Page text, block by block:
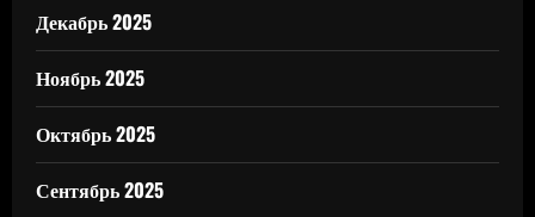
Декабрь 2025
Ноябрь 2025
Октябрь 2025
Сентябрь 2025